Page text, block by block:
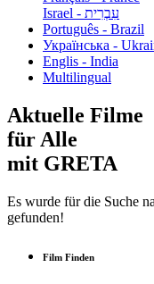
עִבְרִית - Israel
Português - Brazil
Українська -
Englis - India
Multilingual
Aktuelle Filme
für Alle
mit GRETA
Es wurde für die Suche
gefunden!
Film Finden